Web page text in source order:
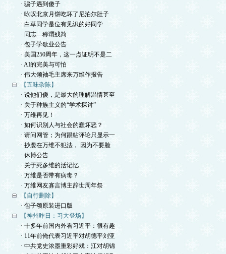
· 骗子遇到傻子
· 咏叹北京月饼吃坏了尼泊尔肚子
· 白草同学是位有见识的好同学
· 同志—称谓残简
· 包子学歇业公告
· 美国250周年，这一点证明不是二
· AI的完美与可怕
· 伟大领袖毛主席来万维作报告
【五味杂陈】
· 说他们傻，是最大的理解温情甚至
· 关于种族主义的“学术探讨”
· 万维再见！
· 如何识别人与社会的蠢坏恶？
· 请问网管；为何跟帖评论只显示一
· 抄袭在万维不犯法， 因为不要脸
· 休博公告
· 关于死多维的活记忆
· 万维是否带有病毒？
· 万维网友寡言博主辞世周年祭
【自行删除】
· 包子颂原装进口版
【神州昨日：习大登场】
· 十多年前国内外看习近平：很有趣
· 11年前俺代表习近平对胡德平刘亚
· 中共党史浓墨重彩好戏：江对胡锦